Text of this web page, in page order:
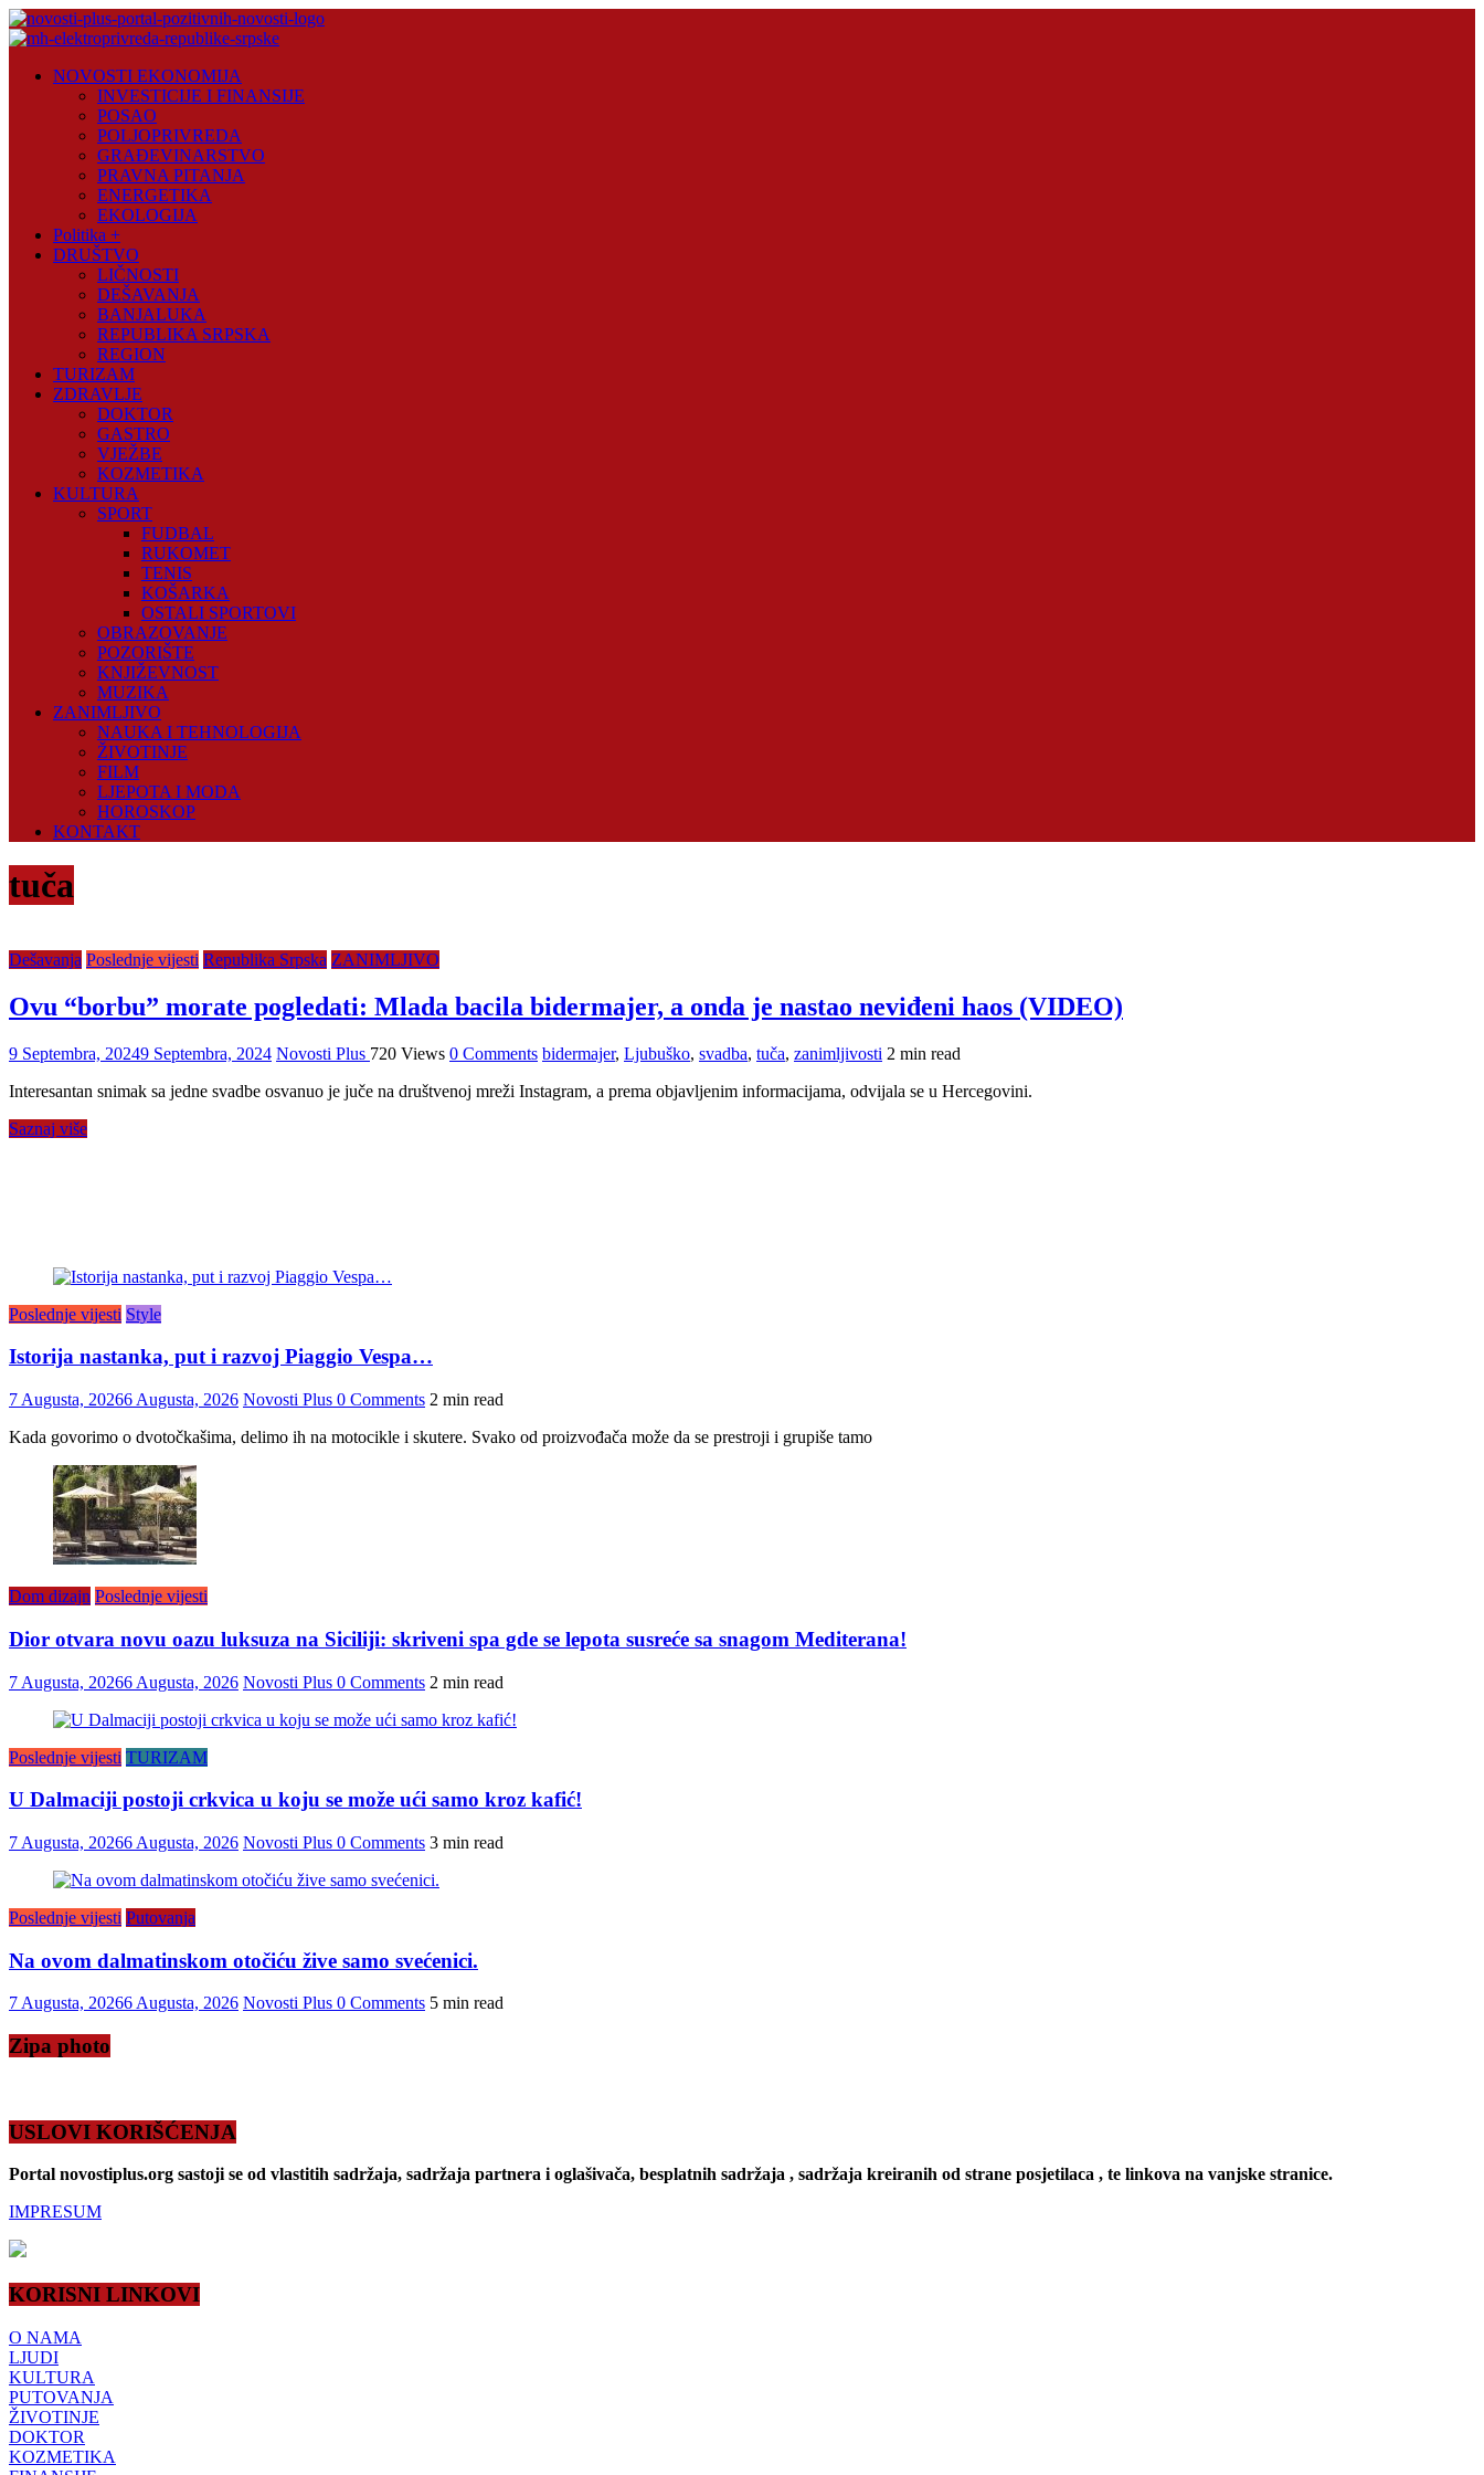
Skip
to
Plus
NOVOSTI EKONOMIJA
INVESTICIJE I FINANSIJE
POSAO
POLJOPRIVREDA
GRAĐEVINARSTVO
PRAVNA PITANJA
ENERGETIKA
EKOLOGIJA
Politika +
DRUŠTVO
LIČNOSTI
DEŠAVANJA
BANJALUKA
REPUBLIKA SRPSKA
REGION
TURIZAM
ZDRAVLJE
DOKTOR
GASTRO
VJEŽBE
KOZMETIKA
KULTURA
SPORT
FUDBAL
RUKOMET
TENIS
KOŠARKA
OSTALI SPORTOVI
OBRAZOVANJE
POZORIŠTE
KNJIŽEVNOST
MUZIKA
ZANIMLJIVO
NAUKA I TEHNOLOGIJA
ŽIVOTINJE
FILM
LJEPOTA I MODA
HOROSKOP
KONTAKT
tuča
Dešavanja Poslednje vijesti Republika Srpska ZANIMLJIVO
Ovu “borbu” morate pogledati: Mlada bacila bidermajer, a onda je nastao neviđeni haos (VIDEO)
9 Septembra, 20249 Septembra, 2024 Novosti Plus 720 Views 0 Comments bidermajer, Ljubuško, svadba, tuča, zanimljivosti 2 min read
Interesantan snimak sa jedne svadbe osvanuo je juče na društvenoj mreži Instagram, a prema objavljenim informacijama, odvijala se u Hercegovini.
Saznaj više
Poslednje vijesti Style
Istorija nastanka, put i razvoj Piaggio Vespa…
7 Augusta, 20266 Augusta, 2026 Novosti Plus 0 Comments 2 min read
Kada govorimo o dvotočkašima, delimo ih na motocikle i skutere. Svako od proizvođača može da se prestroji i grupiše tamo
Dom dizajn Poslednje vijesti
Dior otvara novu oazu luksuza na Siciliji: skriveni spa gde se lepota susreće sa snagom Mediterana!
7 Augusta, 20266 Augusta, 2026 Novosti Plus 0 Comments 2 min read
Poslednje vijesti TURIZAM
U Dalmaciji postoji crkvica u koju se može ući samo kroz kafić!
7 Augusta, 20266 Augusta, 2026 Novosti Plus 0 Comments 3 min read
Poslednje vijesti Putovanja
Na ovom dalmatinskom otočiću žive samo svećenici.
7 Augusta, 20266 Augusta, 2026 Novosti Plus 0 Comments 5 min read
Zipa photo
USLOVI KORIŠĆENJA
Portal novostiplus.org sastoji se od vlastitih sadržaja, sadržaja partnera i oglašivača, besplatnih sadržaja , sadržaja kreiranih od strane posjetilaca , te linkova na vanjske stranice.
IMPRESUM
KORISNI LINKOVI
O NAMA
LJUDI
KULTURA
PUTOVANJA
ŽIVOTINJE
DOKTOR
KOZMETIKA